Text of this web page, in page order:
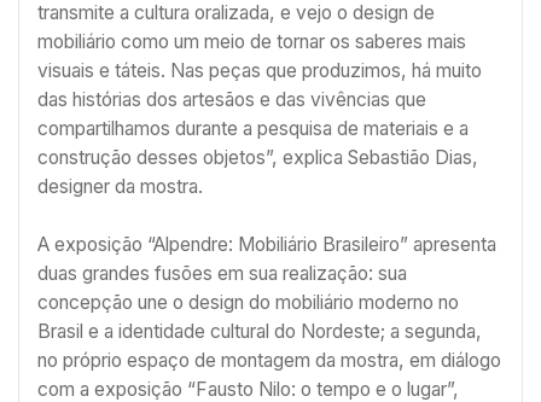
transmite a cultura oralizada, e vejo o design de
mobiliário como um meio de tornar os saberes mais
visuais e táteis. Nas peças que produzimos, há muito
das histórias dos artesãos e das vivências que
compartilhamos durante a pesquisa de materiais e a
construção desses objetos”, explica Sebastião Dias,
designer da mostra.
A exposição “Alpendre: Mobiliário Brasileiro” apresenta
duas grandes fusões em sua realização: sua
concepção une o design do mobiliário moderno no
Brasil e a identidade cultural do Nordeste; a segunda,
no próprio espaço de montagem da mostra, em diálogo
com a exposição “Fausto Nilo: o tempo e o lugar”,